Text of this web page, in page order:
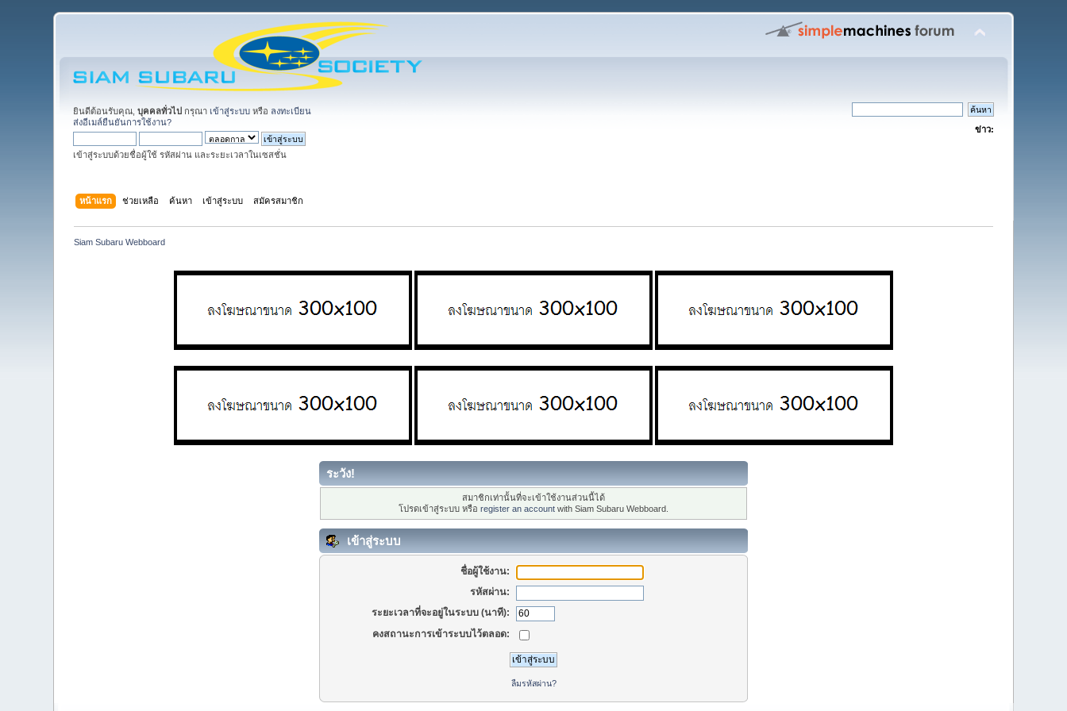
ยินดีต้อนรับคุณ,บุคคลทั่วไป กรุณา เข้าสู่ระบบ หรือ ลงทะเบียน
ส่งอีเมล์ยืนยันการใช้งาน?
เข้าสู่ระบบด้วยชื่อผู้ใช้ รหัสผ่าน และระยะเวลาในเซสชั่น
ข่าว:
หน้าแรก ช่วยเหลือ ค้นหา เข้าสู่ระบบ สมัครสมาชิก
Siam Subaru Webboard
ระวัง!
สมาชิกเท่านั้นที่จะเข้าใช้งานส่วนนี้ได้
โปรดเข้าสู่ระบบ หรือ register an account with Siam Subaru Webboard.
เข้าสู่ระบบ
ชื่อผู้ใช้งาน:
รหัสผ่าน:
ระยะเวลาที่จะอยู่ในระบบ (นาที):
คงสถานะการเข้าระบบไว้ตลอด:
ลืมรหัสผ่าน?